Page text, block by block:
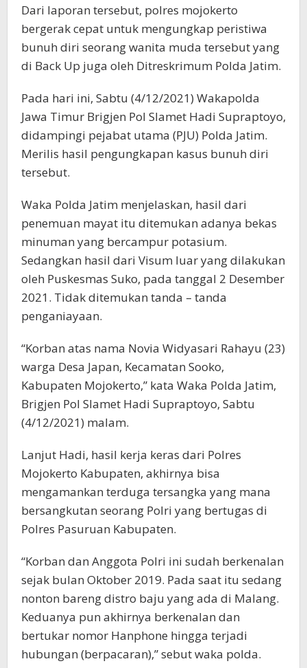
Dari laporan tersebut, polres mojokerto
bergerak cepat untuk mengungkap peristiwa
bunuh diri seorang wanita muda tersebut yang
di Back Up juga oleh Ditreskrimum Polda Jatim.
Pada hari ini, Sabtu (4/12/2021) Wakapolda
Jawa Timur Brigjen Pol Slamet Hadi Supraptoyo,
didampingi pejabat utama (PJU) Polda Jatim.
Merilis hasil pengungkapan kasus bunuh diri
tersebut.
Waka Polda Jatim menjelaskan, hasil dari
penemuan mayat itu ditemukan adanya bekas
minuman yang bercampur potasium.
Sedangkan hasil dari Visum luar yang dilakukan
oleh Puskesmas Suko, pada tanggal 2 Desember
2021. Tidak ditemukan tanda – tanda
penganiayaan.
“Korban atas nama Novia Widyasari Rahayu (23)
warga Desa Japan, Kecamatan Sooko,
Kabupaten Mojokerto,” kata Waka Polda Jatim,
Brigjen Pol Slamet Hadi Supraptoyo, Sabtu
(4/12/2021) malam.
Lanjut Hadi, hasil kerja keras dari Polres
Mojokerto Kabupaten, akhirnya bisa
mengamankan terduga tersangka yang mana
bersangkutan seorang Polri yang bertugas di
Polres Pasuruan Kabupaten.
“Korban dan Anggota Polri ini sudah berkenalan
sejak bulan Oktober 2019. Pada saat itu sedang
nonton bareng distro baju yang ada di Malang.
Keduanya pun akhirnya berkenalan dan
bertukar nomor Hanphone hingga terjadi
hubungan (berpacaran),” sebut waka polda.